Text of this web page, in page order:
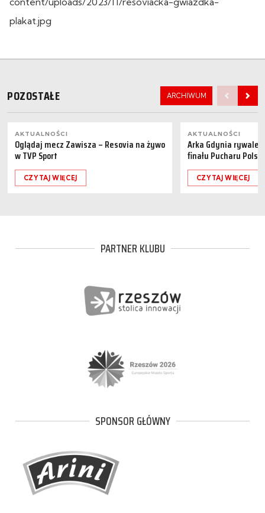
plakat.jpg
POZOSTAŁE ARCHIWUM
AKTUALNOŚCI
Oglądaj mecz Zawisza – Resovia na żywo
w TVP Sport
CZYTAJ WIĘCEJ
AKTUALNOŚCI
Arka Gdynia
finału Pucharu Polski
CZYTAJ WIĘCEJ
PARTNER KLUBU
SPONSOR GŁÓWNY